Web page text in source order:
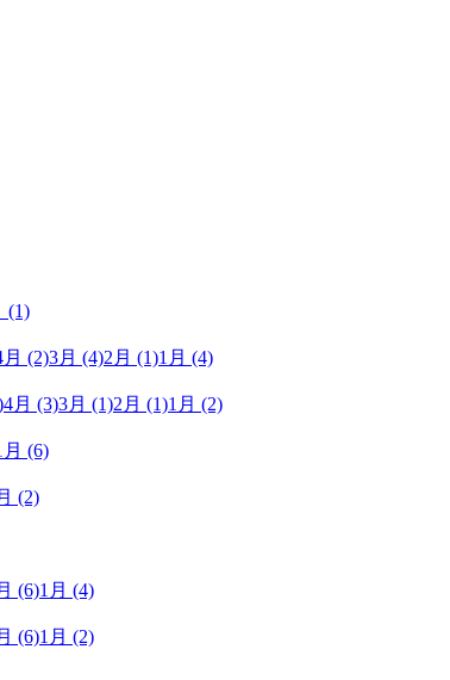
(1)
(2)3月 (4)2月 (1)1月 (4)
4月 (3)3月 (1)2月 (1)1月 (2)
月 (6)
(2)
(6)1月 (4)
(6)1月 (2)